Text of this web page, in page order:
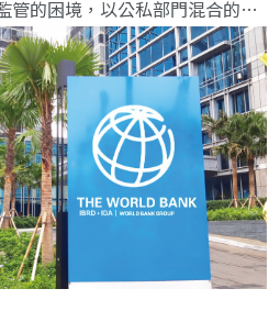
全球氫能專案面臨通膨與監管的困境，以公私部門混合的融資模式，可望加速氫能商業化。